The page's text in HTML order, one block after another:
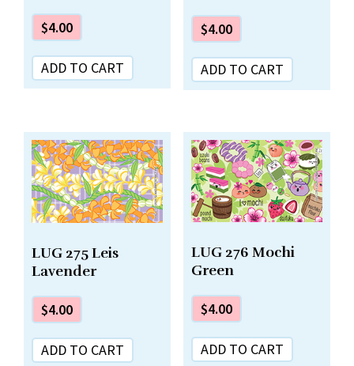
$4.00
ADD TO CART
$4.00
ADD TO CART
LUG 275 Leis
Lavender
$4.00
ADD TO CART
LUG 276 Mochi
Green
$4.00
ADD TO CART